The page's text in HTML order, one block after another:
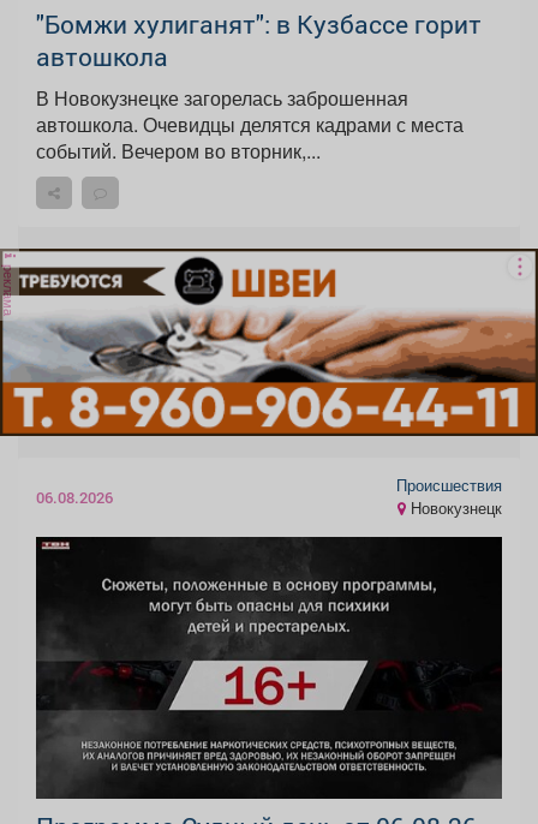
"Бомжи хулиганят": в Кузбассе горит
автошкола
В Новокузнецке загорелась заброшенная
автошкола. Очевидцы делятся кадрами с места
событий. Вечером во вторник,...
реклама
06.08.2026
Происшествия
Новокузнецк